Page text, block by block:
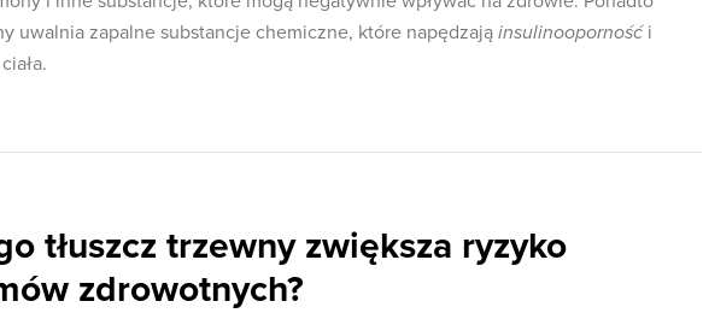
uwalnia zapalne substancje chemiczne, które napędzają insulinoopornośći
tłuszcz trzewny zwiększa ryzyko
zdrowotnych?